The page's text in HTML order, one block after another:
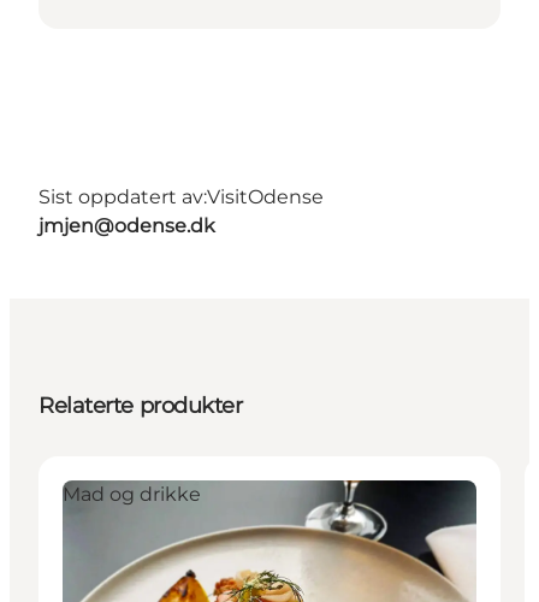
Sist oppdatert av:VisitOdense
jmjen@odense.dk
Relaterte produkter
Mad og drikke